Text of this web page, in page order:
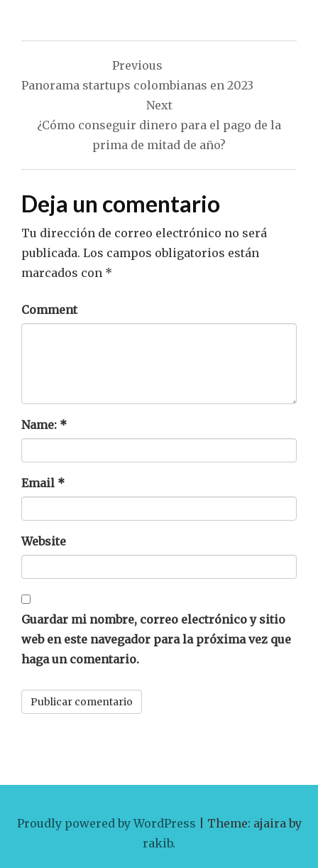
Navegación
de
Previous
Panorama startups colombianas en 2023
Next
¿Cómo conseguir dinero para el pago de la
prima de mitad de año?
Deja un comentario
Tu dirección de correo electrónico no será
publicada. Los campos obligatorios están
marcados con *
Comment
Name: *
Email *
Website
Guardar mi nombre, correo electrónico y sitio
web en este navegador para la próxima vez que
haga un comentario.
Proudly powered by WordPress
Theme: ajaira by
rakib.